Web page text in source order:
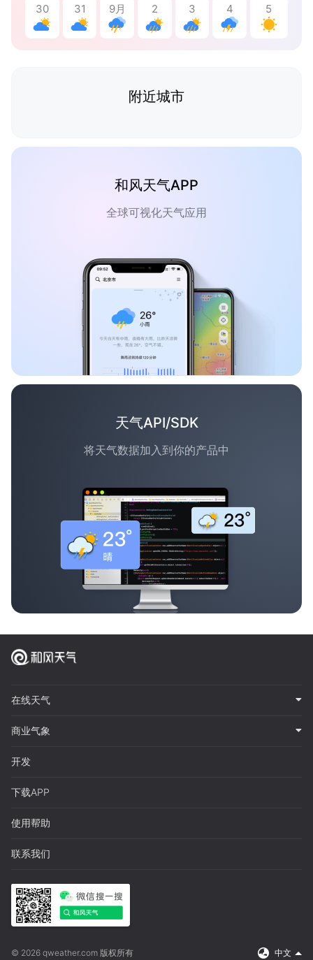
30 31 9月 2 3 4 5
附近城市
和风天气APP
全球可视化天气应用
天气API/SDK
将天气数据加入到你的产品中
在线天气
商业气象
开发
下载APP
使用帮助
联系我们
© 2026 qweather.com 版权所有 中文